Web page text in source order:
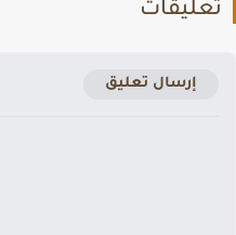
إرسال تعليق